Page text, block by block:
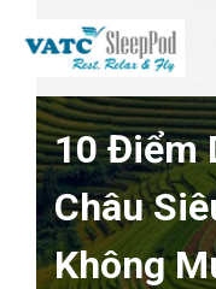
10 Điểm
Châu
Không